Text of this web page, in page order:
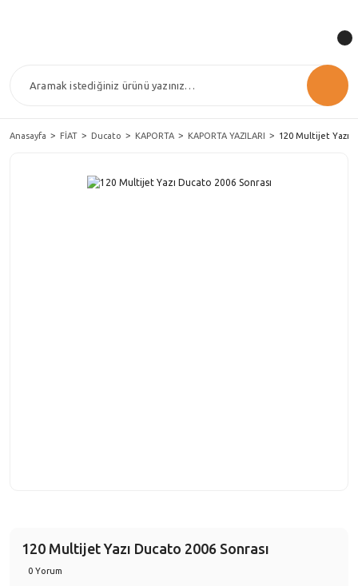
Anasayfa FİAT Ducato KAPORTA KAPORTA YAZILARI 120 Multijet Yazı
120 Multijet Yazı Ducato 2006 Sonrası
0 Yorum